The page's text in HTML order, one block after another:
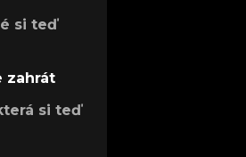
si teď
zahrát
si teď